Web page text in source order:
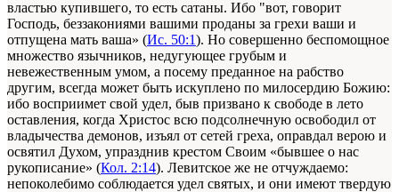
властью купившего, то есть сатаны. Ибо "вот, говорит
Господь, беззакониями вашими проданы за грехи ваши и
отпущена мать ваша» (Ис. 50:1). Но совершенно беспомощное
множество язычников, недугующее грубым и
невежественным умом, а посему преданное на рабство
другим, всегда может быть искуплено по милосердию Божию:
ибо восприимет свой удел, быв призвано к свободе в лето
оставления, когда Христос всю подсолнечную освободил от
владычества демонов, изъял от сетей греха, оправдал верою и
освятил Духом, упразднив крестом Своим «бывшее о нас
рукописание» (Кол. 2:14). Левитское же не отчуждаемо:
непоколебимо соблюдается удел святых, и они имеют твердую